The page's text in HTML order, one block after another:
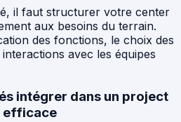
il faut structurer votre center
aux besoins du terrain.
des fonctions, le choix des
avec les équipes
intégrer dans un project
efficace